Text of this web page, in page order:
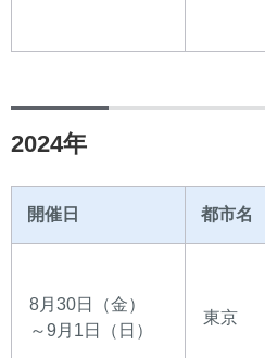
2024年
開催日 都市名
8月30日（金）
～9月1日（日）
東京